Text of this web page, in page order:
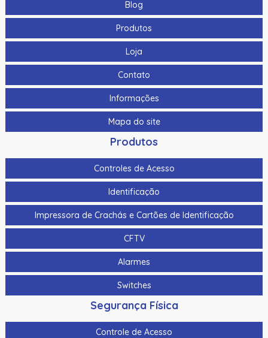
Blog
Produtos
Loja
Contato
Informações
Mapa do site
Produtos
Controles de Acesso
Identificação
Impressora de Crachás e Cartões de Identificação
CFTV
Alarmes
Switches
Segurança Física
Controle de Acesso